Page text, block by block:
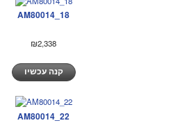
AM80014_18
₪2,338
קנה עכשיו
AM80014_22